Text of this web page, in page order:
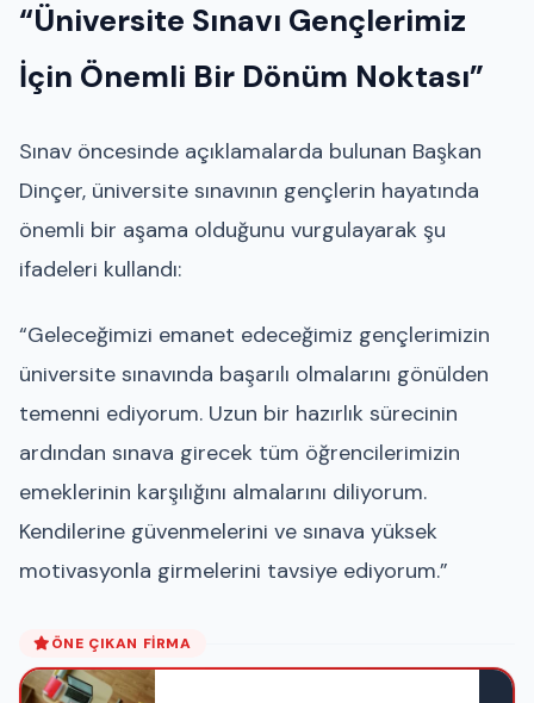
“Üniversite Sınavı Gençlerimiz
İçin Önemli Bir Dönüm Noktası”
Sınav öncesinde açıklamalarda bulunan Başkan
Dinçer, üniversite sınavının gençlerin hayatında
önemli bir aşama olduğunu vurgulayarak şu
ifadeleri kullandı:
“Geleceğimizi emanet edeceğimiz gençlerimizin
üniversite sınavında başarılı olmalarını gönülden
temenni ediyorum. Uzun bir hazırlık sürecinin
ardından sınava girecek tüm öğrencilerimizin
emeklerinin karşılığını almalarını diliyorum.
Kendilerine güvenmelerini ve sınava yüksek
motivasyonla girmelerini tavsiye ediyorum.”
ÖNE ÇIKAN FIRMA